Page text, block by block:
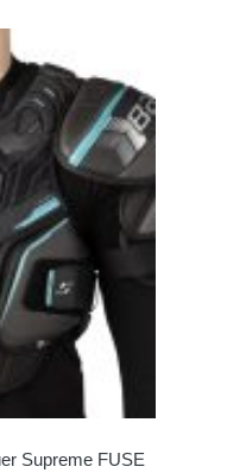
Supreme FUSE